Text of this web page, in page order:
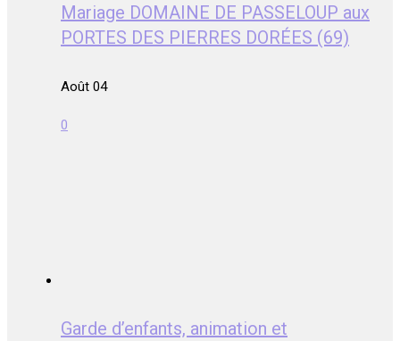
Mariage DOMAINE DE PASSELOUP aux
PORTES DES PIERRES DORÉES (69)
Août 04
0
Garde d’enfants, animation et